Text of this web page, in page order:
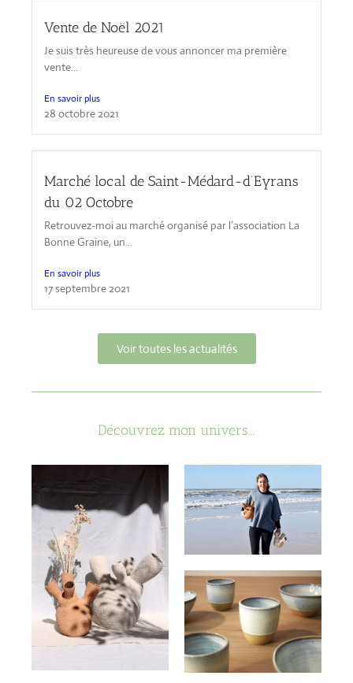
Vente de Noël 2021
Je suis très heureuse de vous annoncer ma première
vente...
En savoir plus
28 octobre 2021
Marché local de Saint-Médard-d’Eyrans
du 02 Octobre
Retrouvez-moi au marché organisé par l’association La
Bonne Graine, un...
En savoir plus
17 septembre 2021
Voir toutes les actualités
Découvrez mon univers...